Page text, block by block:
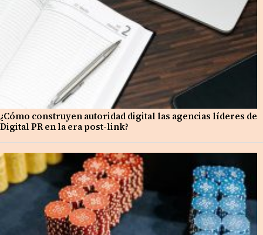
¿Cómo construyen autoridad digital las agencias líderes de
Digital PR en la era post-link?